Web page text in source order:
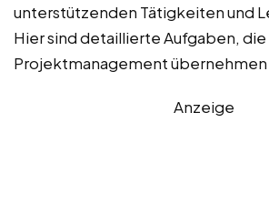
unterstützenden Tätigkeiten und
Hier sind detaillierte Aufgaben, die
Projektmanagement
Anzeige